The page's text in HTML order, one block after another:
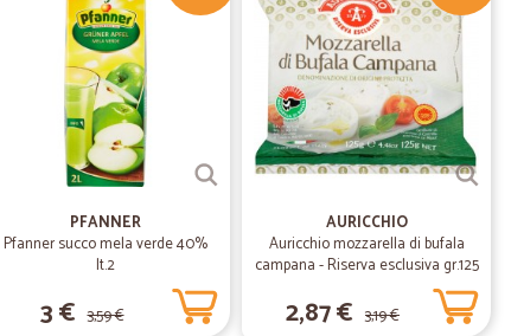
10/04/2024
che acquisto da Cicalia lo spumante "Specchio"
sempre fresco, prezzo ottimo e spedizione
17/02/2023
sia nella scelta del prodotto che nella consegna
PFANNER
Pfanner succo mela verde 40%
lt.2
3 € 3,59 €
AURICCHIO
Auricchio mozzarella di bufala
campana - Riserva esclusiva gr.125
2,87 € 3,19 €